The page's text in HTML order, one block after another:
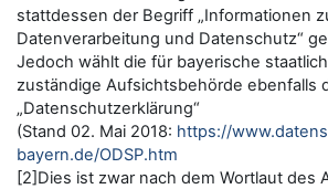
stattdessen der Begriff „Informationen
Datenverarbeitung und Datenschutz“
Jedoch wählt die für bayerische
zuständige Aufsichtsbehörde ebenfalls
„Datenschutzerklärung“
(Stand 02. Mai 2018: https://
bayern.de/ODSP.htm
[2]Dies ist zwar nach dem Wortlaut des